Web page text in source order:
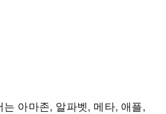
아마존, 알파벳, 메타, 애플,